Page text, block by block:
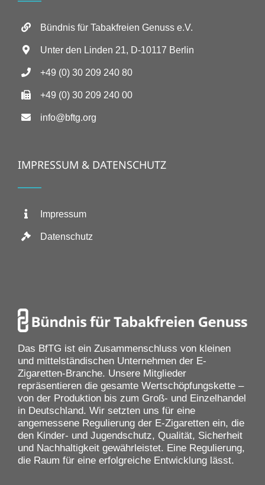
Bündnis für Tabakfreien Genuss e.V.
Unter den Linden 21, D-10117 Berlin
+49 (0) 30 209 240 80
+49 (0) 30 209 240 00
info@bftg.org
IMPRESSUM & DATENSCHUTZ
Impressum
Datenschutz
Das BfTG ist ein Zusammenschluss von kleinen
und mittelständischen Unternehmen der E-
Zigaretten-Branche. Unsere Mitglieder
repräsentieren die gesamte Wertschöpfungskette –
von der Produktion bis zum Groß- und Einzelhandel
in Deutschland. Wir setzten uns für eine
angemessene Regulierung der E-Zigaretten ein, die
den Kinder- und Jugendschutz, Qualität, Sicherheit
und Nachhaltigkeit gewährleistet. Eine Regulierung,
die Raum für eine erfolgreiche Entwicklung lässt.